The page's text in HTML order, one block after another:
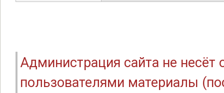
Администрация сайта не
пользователями материалы